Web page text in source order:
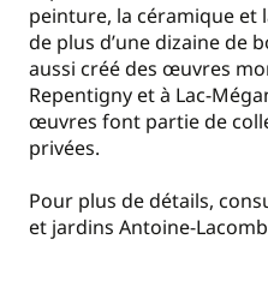
peinture, la céramique et
de plus d’une dizaine de
aussi créé des œuvres
Repentigny et à Lac-
œuvres font partie de
privées.
Pour plus de détails,
et jardins Antoine-